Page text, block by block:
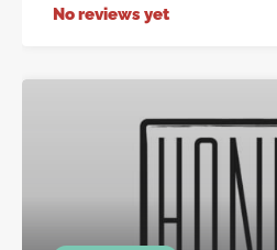
No reviews yet